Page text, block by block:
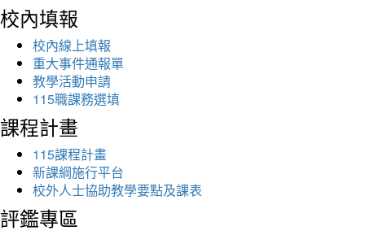
校內填報
校內線上填報
重大事件通報單
教學活動申請
115職課務選填
課程計畫
115課程計畫
新課綱施行平台
校外人士協助教學要點及課表
評鑑專區